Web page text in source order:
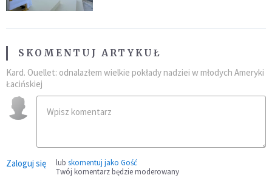
SKOMENTUJ ARTYKUŁ
Kard. Ouellet: odnalazłem wielkie pokłady nadziei w młodych Ameryki
Łacińskiej
Zaloguj się lub skomentuj jako Gość
Twój komentarz będzie moderowany